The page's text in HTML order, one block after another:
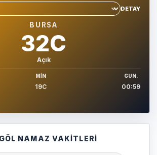
DETAY
BURSA
32C
Açık
MIN
19C
GUN.
00:59
NAMAZ VAKITLERI